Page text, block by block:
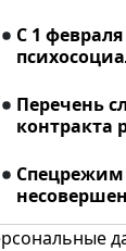
С 1
Перечень
контракта